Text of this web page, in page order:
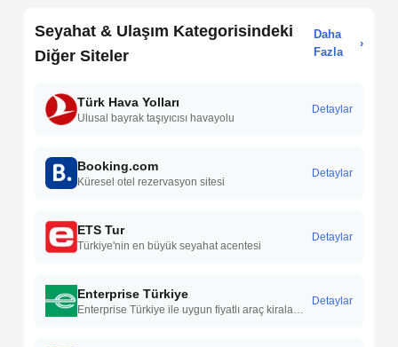
Seyahat & Ulaşım Kategorisindeki
Diğer Siteler
Daha
Fazla
›
Türk Hava Yolları
Ulusal bayrak taşıyıcısı havayolu
Detaylar
Booking.com
Küresel otel rezervasyon sitesi
Detaylar
ETS Tur
Türkiye'nin en büyük seyahat acentesi
Detaylar
Enterprise Türkiye Detaylar